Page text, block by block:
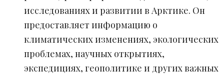
исследованиях и развитии в Арктике. Он
предоставляет информацию о
климатических изменениях, экологических
проблемах, научных открытиях,
экспедициях, геополитике и других важных